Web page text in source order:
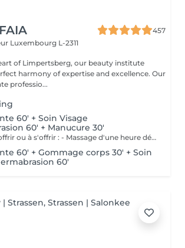
457
Luxembourg L-2311
of Limpertsberg, our beauty institute
harmony of expertise and excellence. Our
professio...
60' + Soin Visage
60' + Manucure 30'
Le forfait idéal à offrir ou à s'offrir : - Massage d'une heure détente. - Soin visage d'une heure adapté au type de peau comprenant démaquillage, gommage, extraction des comédons, massage, masque et crème de soin. - Manucure comprenant le limage, la pousse et coupe des cuticules, gommage et massage avec crème de soin. Base transparente comprise si souhaitée.
60' + Gommage corps 30' + Soin
60'